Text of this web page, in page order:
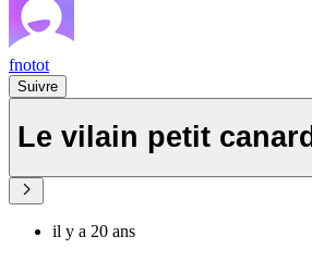
fnotot
Suivre
Le vilain petit canard
il y a 20 ans